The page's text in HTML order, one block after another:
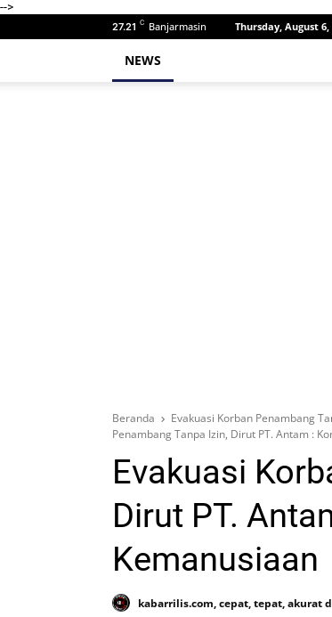
-->
27.21 C Banjarmasin Thursday, August 6,
NEWS
Beranda Evakuasi Korban Penambang
Penambang Tanpa Izin, Dirut PT. Antam :
Evakuasi
Dirut PT.
Kemanusiaan
kabarrilis.com, cepat, tepat, akurat